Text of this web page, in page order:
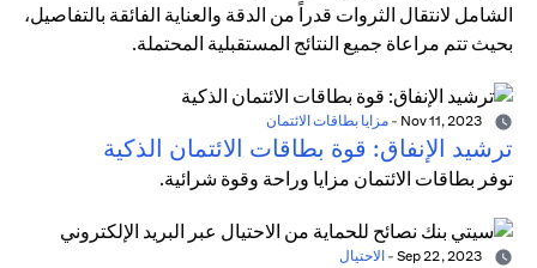
الشامل لانتقال الثروات قدراً من الدقة والعناية الفائقة بالتفاصيل،
بحيث تتم مراعاة جميع النتائج المستقبلية المحتملة.
- مزايا بطاقات الائتمان
ترشيد الإنفاق: قوة بطاقات الائتمان الذكية
توفر بطاقات الائتمان مزايا وراحة وقوة شرائية.
- الاحتيال